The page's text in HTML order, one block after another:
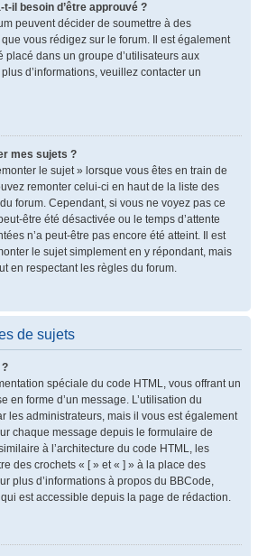
il besoin d’être approuvé ?
peuvent décider de soumettre à des
vous rédigez sur le forum. Il est également
placé dans un groupe d’utilisateurs aux
d’informations, veuillez contacter un
mes sujets ?
le sujet » lorsque vous êtes en train de
remonter celui-ci en haut de la liste des
forum. Cependant, si vous ne voyez pas ce
être été désactivée ou le temps d’attente
n’a peut-être pas encore été atteint. Il est
le sujet simplement en y répondant, mais
en respectant les règles du forum.
de sujets
?
spéciale du code HTML, vous offrant un
en forme d’un message. L’utilisation du
les administrateurs, mais il vous est également
chaque message depuis le formulaire de
à l’architecture du code HTML, les
des crochets « [ » et « ] » à la place des
plus d’informations à propos du BBCode,
est accessible depuis la page de rédaction.